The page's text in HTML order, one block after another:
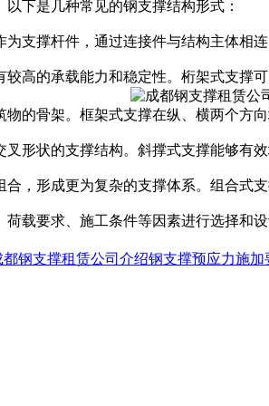
下是几种常见的钢支撑结构形式：
支撑杆件，通过连接件与结构主体
高的承载能力和稳定性。桁架式支撑
的骨架。框架式支撑在纵、横两个方
形状的支撑结构。斜撑式支撑能够有
，形成更为复杂的支撑体系。组合式
载要求、施工条件等因素进行选择
钢支撑租赁公司介绍钢支撑预应力施加